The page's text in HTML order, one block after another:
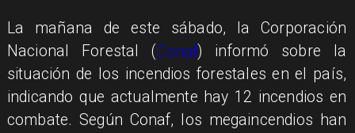
La mañana de este sábado, la Corporación
Nacional Forestal (​Conaf) informó sobre la
situación de los incendios forestales en el país,
indicando que actualmente hay 12 incendios en
combate. Según Conaf, los megaincendios han